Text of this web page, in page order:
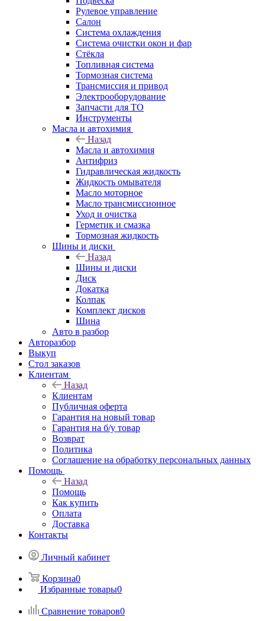
Рулевое управление
Салон
Система охлаждения
Система очистки окон и фар
Стёкла
Топливная система
Тормозная система
Трансмиссия и привод
Электрооборудование
Запчасти для ТО
Инструменты
Масла и автохимия
Назад
Масла и автохимия
Антифриз
Гидравлическая жидкость
Жидкость омывателя
Масло моторное
Масло трансмиссионное
Уход и очистка
Герметик и смазка
Тормозная жидкость
Шины и диски
Назад
Шины и диски
Диск
Докатка
Колпак
Комплект дисков
Шина
Авто в разбор
Авторазбор
Выкуп
Стол заказов
Клиентам
Назад
Клиентам
Публичная оферта
Гарантия на новый товар
Гарантия на б/у товар
Возврат
Политика
Соглашение на обработку персональных данных
Помощь
Назад
Помощь
Как купить
Оплата
Доставка
Контакты
Личный кабинет
Корзина0
Избранные товары0
Сравнение товаров0